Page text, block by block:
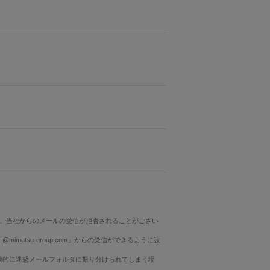
当社からのメールの受信が拒否されることがござい
group.com」からの受信ができるように設
に迷惑メールフォルダに振り分けられてしまう場